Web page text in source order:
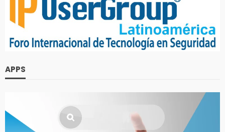
APPS